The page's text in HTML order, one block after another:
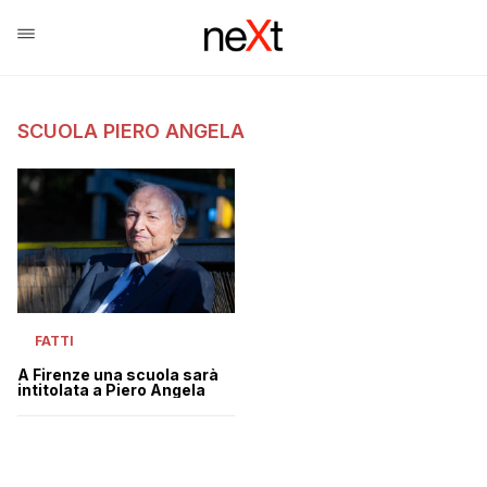
SCUOLA PIERO ANGELA
FATTI
A Firenze una scuola sarà
intitolata a Piero Angela